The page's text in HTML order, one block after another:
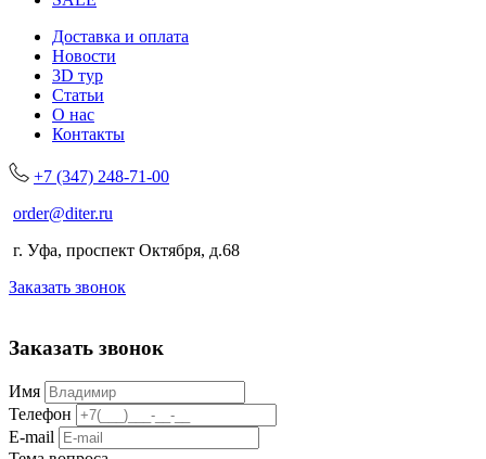
Доставка и оплата
Новости
3D тур
Статьи
О нас
Контакты
+7 (347) 248-71-00
order@diter.ru
г. Уфа, проспект Октября, д.68
Заказать звонок
Заказать звонок
Имя
Телефон
E-mail